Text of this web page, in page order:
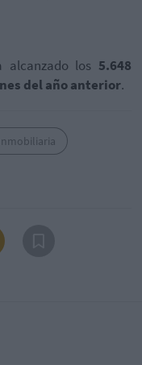
los 5.648
del año anterior.
Inmobiliaria